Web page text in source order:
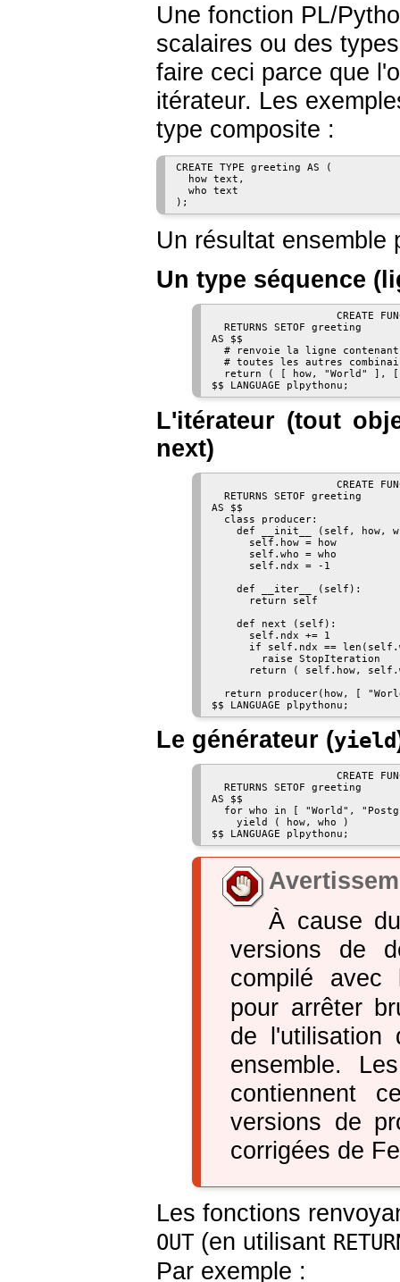
Une fonction PL/
scalaires ou des
faire ceci parce que
itérateur. Les
type composite :
CREATE TYPE greeting AS (
  how text,
  who text
Un résultat ensemble
Un type séquence
CREATE
  RETURNS SETOF greeting
AS $$
# renvoie la ligne
# toutes les autres
return ( [ how, "World" ],
L'itérateur (tout
next)
CREATE
  RETURNS SETOF greeting
AS $$
  class producer:
def __init__ (self, how,
      self.how = how
      self.who = who
      self.ndx = -1
    def __iter__ (self):
      return self
    def next (self):
      self.ndx += 1
if self.ndx ==
        raise StopIteration
return ( self.how,
return producer(how, [
Le générateur (yield
CREATE
  RETURNS SETOF greeting
AS $$
for who in [ "World",
    yield ( how, who )
À cause
versions de
compilé
pour arrêter
de l'utilisation
ensemble.
contiennent
versions de
corrigées de
Les fonctions
OUT (en utilisant
Par exemple :